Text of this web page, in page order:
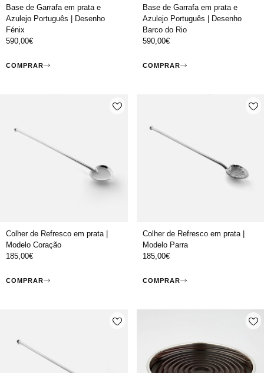
Base de Garrafa em prata e
Azulejo Português | Desenho
Fénix
590,00€
COMPRAR
Base de Garrafa em prata e
Azulejo Português | Desenho
Barco do Rio
590,00€
COMPRAR
Colher de Refresco em prata |
Modelo Coração
185,00€
COMPRAR
Colher de Refresco em prata |
Modelo Parra
185,00€
COMPRAR